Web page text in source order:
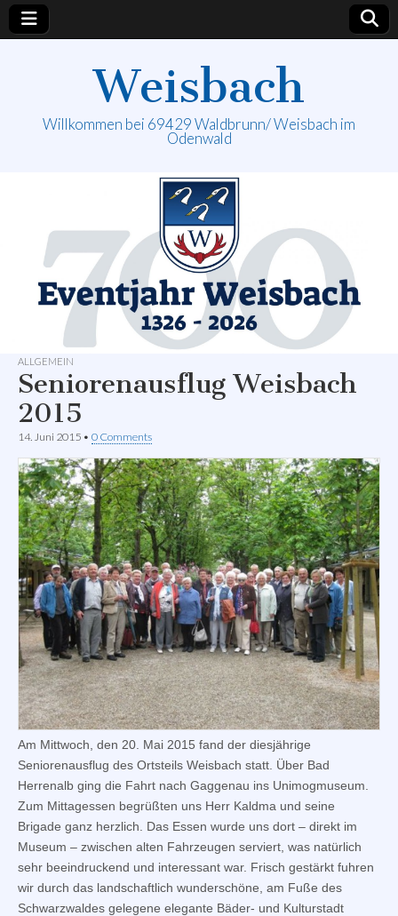
Weisbach
Willkommen bei 69429 Waldbrunn/ Weisbach im
Odenwald
ALLGEMEIN
Seniorenausflug Weisbach
2015
14. Juni 2015 • 0 Comments
Am Mittwoch, den 20. Mai 2015 fand der diesjährige
Seniorenausflug des Ortsteils Weisbach statt. Über Bad
Herrenalb ging die Fahrt nach Gaggenau ins Unimogmuseum.
Zum Mittagessen begrüßten uns Herr Kaldma und seine
Brigade ganz herzlich. Das Essen wurde uns dort – direkt im
Museum – zwischen alten Fahrzeugen serviert, was natürlich
sehr beeindruckend und interessant war. Frisch gestärkt fuhren
wir durch das landschaftlich wunderschöne, am Fuße des
Schwarzwaldes gelegene elegante Bäder- und Kulturstadt